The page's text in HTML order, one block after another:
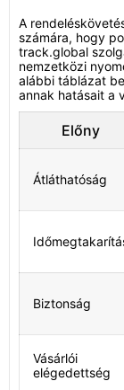
A
számára, hogy
track.global
nemzetközi
alábbi táblázat
annak hatásait a
Előny
Átláthatóság
Biztonság
Vásárlói
elégedettség